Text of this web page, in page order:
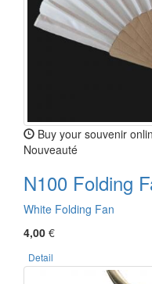
Buy your souvenir
Nouveauté
N100 Folding
White Folding Fan
4,00 €
Detail